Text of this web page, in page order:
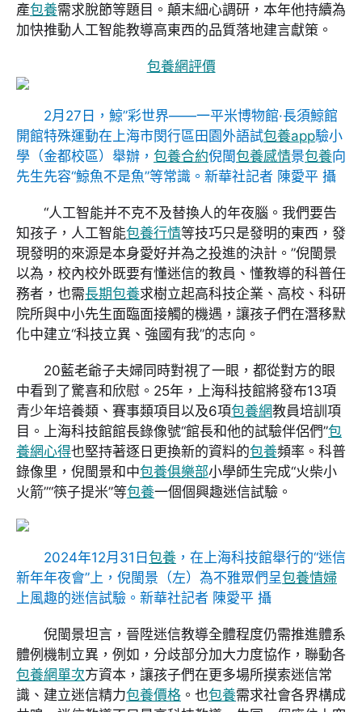
產包養需求脫節等題目。顛末細心調研，本年他持續為
加快推動人工智能教導高東西的品質落地建言獻策。
包養網評價
2月27日，鯨”彩世界——一平米博物館·長須鯨館
開館特殊運動在上海市閔行區田園外語試包養app驗小
學（金都校區）舉辦， 包養合約倪閩包養感情景包養向
先生先容“鯨魚不是魚”等常識。新華社記者 陳愛平 攝
“人工智能并不克不及替換人的年夜腦。我們要告
知孩子，人工智能包養行情等技巧只是發明的東西，發
現發明的來源是本身愛好并為之投進的決計。”倪閩景
以為，校內校外既要有懂迷信的教員、懂教導的科普任
務者，也需長期包養求樹立起高科技企業、高校、科研
院所與中小先生面臨面接觸的機遇，讓孩子們在潛移默
化中建立“科技立異、強國有我”的志向。
20藍老爺子夫婦同時對視了一眼，都從對方的眼
中看到了驚喜和欣慰。25年，上海科技館將發布13項
青少年培養類、賽事類項目以及6項包養網教員培訓項
目。上海科技館館長錄像號“館長和他的試驗伴侶們”包
養網心得也堅持著逐日更換新的資料的包養頻率。科普
錄像里，倪閩景和中包養俱樂部小學師生完成“火柴小
火箭”“筷子提米”等包養一個個興趣迷信試驗。
2024年12月31日包養 ，在上海科技館舉行的“迷信
新年年夜會”上，倪閩景（左）為不雅眾們呈包養情婦
上風趣的迷信試驗。新華社記者 陳愛平 攝
倪閩景坦言，晉陞迷信教導全體程度仍需推進體系
體例機制立異，例如，分歧部分加大力度協作，聯動各
包養網單次方資本，讓孩子們在更多場所摸索迷信常
識、建立迷信精力包養價格 。也包養需求社會各界構成